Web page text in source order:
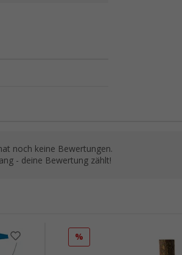
noch keine Bewertungen.
- deine Bewertung zählt!
%